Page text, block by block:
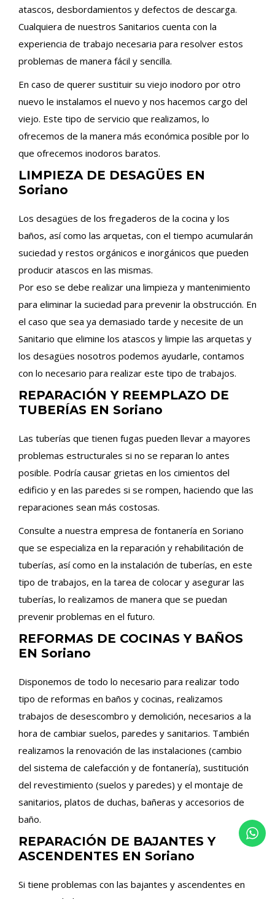
atascos, desbordamientos y defectos de descarga.
Cualquiera de nuestros Sanitarios cuenta con la
experiencia de trabajo necesaria para resolver estos
problemas de manera fácil y sencilla.
En caso de querer sustituir su viejo inodoro por otro
nuevo le instalamos el nuevo y nos hacemos cargo del
viejo. Este tipo de servicio que realizamos, lo
ofrecemos de la manera más económica posible por lo
que ofrecemos inodoros baratos.
LIMPIEZA DE DESAGÜES EN
Soriano
Los desagües de los fregaderos de la cocina y los
baños, así como las arquetas, con el tiempo acumularán
suciedad y restos orgánicos e inorgánicos que pueden
producir atascos en las mismas.
Por eso se debe realizar una limpieza y mantenimiento
para eliminar la suciedad para prevenir la obstrucción. En
el caso que sea ya demasiado tarde y necesite de un
Sanitario que elimine los atascos y limpie las arquetas y
los desagües nosotros podemos ayudarle, contamos
con lo necesario para realizar este tipo de trabajos.
REPARACIÓN Y REEMPLAZO DE
TUBERÍAS EN Soriano
Las tuberías que tienen fugas pueden llevar a mayores
problemas estructurales si no se reparan lo antes
posible. Podría causar grietas en los cimientos del
edificio y en las paredes si se rompen, haciendo que las
reparaciones sean más costosas.
Consulte a nuestra empresa de fontanería en Soriano
que se especializa en la reparación y rehabilitación de
tuberías, así como en la instalación de tuberías, en este
tipo de trabajos, en la tarea de colocar y asegurar las
tuberías, lo realizamos de manera que se puedan
prevenir problemas en el futuro.
REFORMAS DE COCINAS Y BAÑOS
EN Soriano
Disponemos de todo lo necesario para realizar todo
tipo de reformas en baños y cocinas, realizamos
trabajos de desescombro y demolición, necesarios a la
hora de cambiar suelos, paredes y sanitarios. También
realizamos la renovación de las instalaciones (cambio
del sistema de calefacción y de fontanería), sustitución
del revestimiento (suelos y paredes) y el montaje de
sanitarios, platos de duchas, bañeras y accesorios de
baño.
REPARACIÓN DE BAJANTES Y
ASCENDENTES EN Soriano
Si tiene problemas con las bajantes y ascendentes en